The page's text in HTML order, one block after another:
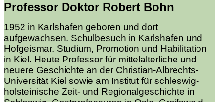
Professor Doktor Robert Bohn
1952 in Karlshafen geboren und dort
aufgewachsen. Schulbesuch in Karlshafen und
Hofgeismar. Studium, Promotion und Habilitation
in Kiel. Heute Professor für mittelalterliche und
neuere Geschichte an der Christian-Albrechts-
Universität Kiel sowie am Institut für schleswig-
holsteinische Zeit- und Regionalgeschichte in